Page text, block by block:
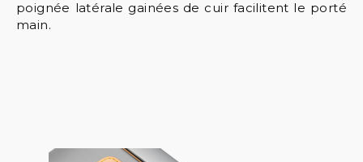
poignée latérale gainées de cuir facilitent le porté
main.